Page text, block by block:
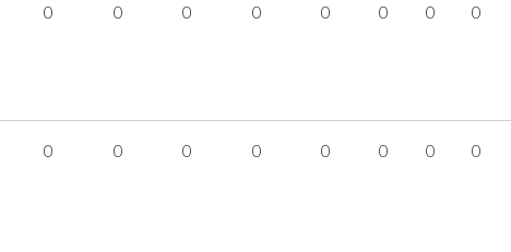
0 0 0 0 0 0 0 0
0 0 0 0 0 0 0 0